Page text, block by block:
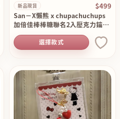
新品現貨 $499
San－X懶熊 x chupachuchups
加倍佳棒棒糖聯名2入壓克力鑰匙
圈組 現貨
選擇款式